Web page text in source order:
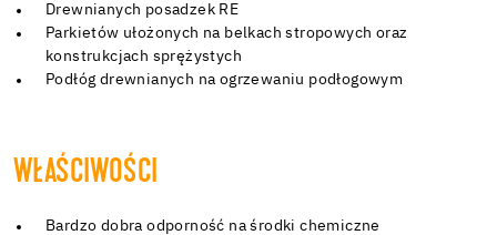
Drewnianych posadzek RE
Parkietów ułożonych na belkach stropowych oraz
konstrukcjach sprężystych
Podłóg drewnianych na ogrzewaniu podłogowym
WŁAŚCIWOŚCI
Bardzo dobra odporność na środki chemiczne